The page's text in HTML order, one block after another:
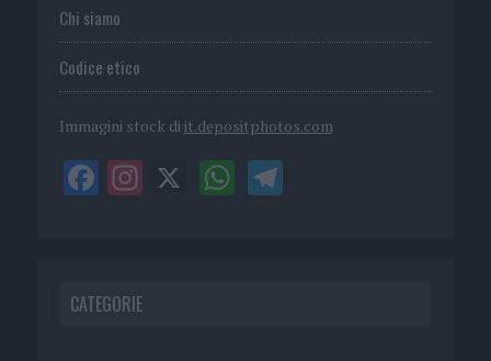
Chi siamo
Codice etico
Immagini stock di it.depositphotos.com
CATEGORIE